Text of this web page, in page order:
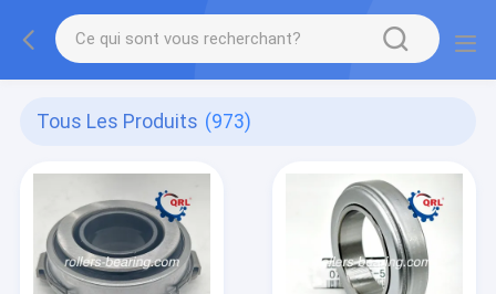
Tous Les Produits (973)